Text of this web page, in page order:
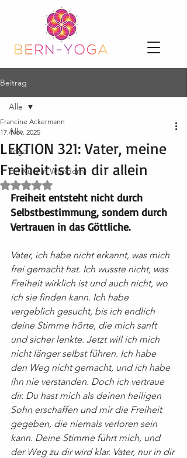
Beitrag
Alle
Yoga
Ein Kurs in Wundern
Alle
LEKTION 321: Vater, meine
Freiheit ist in dir allein
Francine Ackermann
17. Nov. 2025
Mit NaN von 5 Sternen bewertet.
Freiheit entsteht nicht durch
Selbstbestimmung, sondern durch
Vertrauen in das Göttliche.
Vater, ich habe nicht erkannt, was mich
frei gemacht hat. Ich wusste nicht, was
Freiheit wirklich ist und auch nicht, wo
ich sie finden kann. Ich habe
vergeblich gesucht, bis ich endlich
deine Stimme hörte, die mich sanft
und sicher lenkte. Jetzt will ich mich
nicht länger selbst führen. Ich habe
den Weg nicht gemacht, und ich habe
ihn nie verstanden. Doch ich vertraue
dir. Du hast mich als deinen heiligen
Sohn erschaffen und mir die Freiheit
gegeben, die niemals verloren sein
kann. Deine Stimme führt mich, und
der Weg zu dir wird klar. Vater, nur in dir